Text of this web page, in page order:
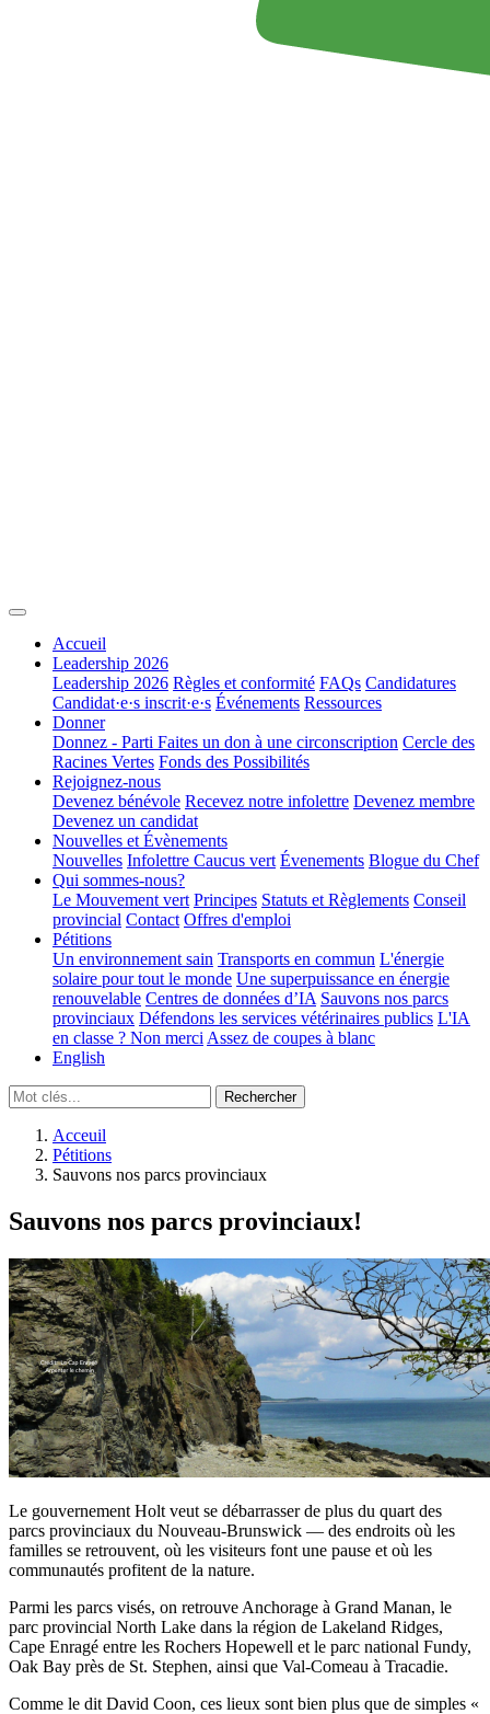
Accueil
Leadership 2026
Leadership 2026 Règles et conformité FAQs Candidatures
Candidat·e·s inscrit·e·s Événements Ressources
Donner
Donnez - Parti Faites un don à une circonscription Cercle des
Racines Vertes Fonds des Possibilités
Rejoignez-nous
Devenez bénévole Recevez notre infolettre Devenez membre
Devenez un candidat
Nouvelles et Évènements
Nouvelles Infolettre Caucus vert Évenements Blogue du Chef
Qui sommes-nous?
Le Mouvement vert Principes Statuts et Règlements Conseil
provincial Contact Offres d'emploi
Pétitions
Un environnement sain Transports en commun L'énergie
solaire pour tout le monde Une superpuissance en énergie
renouvelable Centres de données d’IA Sauvons nos parcs
provinciaux Défendons les services vétérinaires publics L'IA
en classe ? Non merci Assez de coupes à blanc
English
Acceuil
Pétitions
Sauvons nos parcs provinciaux
Sauvons nos parcs provinciaux!
Le gouvernement Holt veut se débarrasser de plus du quart des
parcs provinciaux du Nouveau-Brunswick — des endroits où les
familles se retrouvent, où les visiteurs font une pause et où les
communautés profitent de la nature.
Parmi les parcs visés, on retrouve Anchorage à Grand Manan, le
parc provincial North Lake dans la région de Lakeland Ridges,
Cape Enragé entre les Rochers Hopewell et le parc national Fundy,
Oak Bay près de St. Stephen, ainsi que Val-Comeau à Tracadie.
Comme le dit David Coon, ces lieux sont bien plus que de simples «